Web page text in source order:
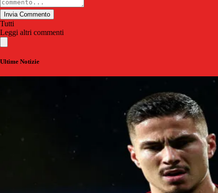
Invia Commento
Tutti
Leggi altri commenti
Ultime Notizie